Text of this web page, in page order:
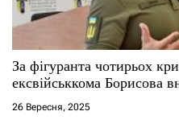
За фігуранта чотирьох
ексвійськкома Борисова
26 Вересня, 2025